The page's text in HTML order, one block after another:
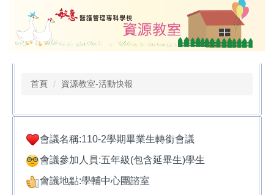
首頁 資源教室-活動快報
會議名稱:110-2學期畢業生轉銜會議
會議參加人員:五年級(包含延畢生)學生
會議地點:學輔中心團諮室